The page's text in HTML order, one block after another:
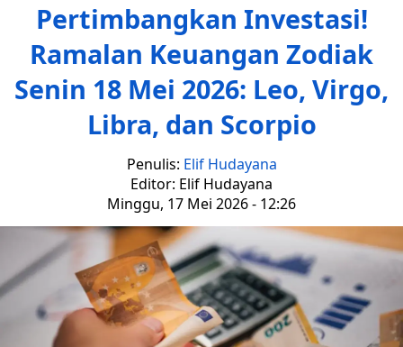
Pertimbangkan Investasi!
Ramalan Keuangan Zodiak
Senin 18 Mei 2026: Leo, Virgo,
Libra, dan Scorpio
Penulis: Elif Hudayana
Editor: Elif Hudayana
Minggu, 17 Mei 2026 - 12:26